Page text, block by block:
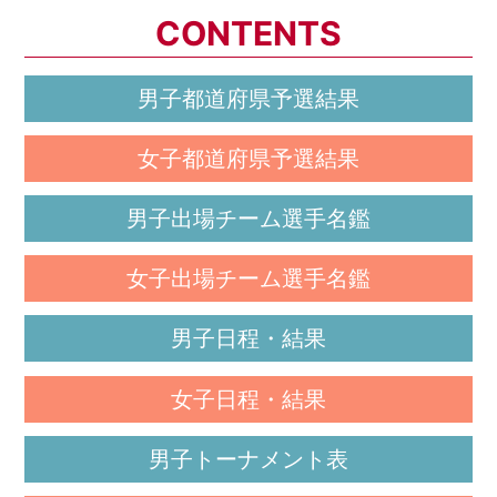
CONTENTS
男子都道府県予選結果
女子都道府県予選結果
男子出場チーム選手名鑑
女子出場チーム選手名鑑
男子日程・結果
女子日程・結果
男子トーナメント表